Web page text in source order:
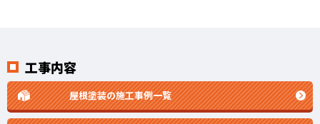
工事内容
屋根塗装の施工事例一覧